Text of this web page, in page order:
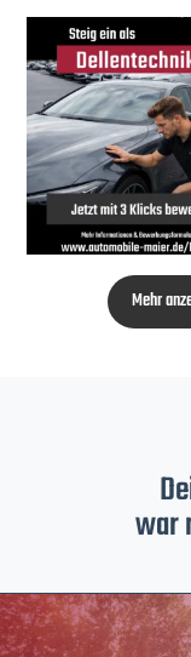
Mehr
war